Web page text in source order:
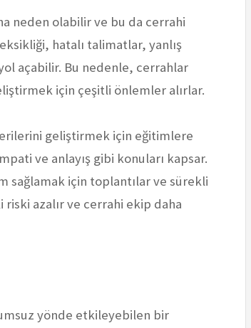
neden olabilir ve bu da cerrahi
hatalı talimatlar, yanlış
açabilir. Bu nedenle, cerrahlar
için çeşitli önlemler alırlar.
geliştirmek için eğitimlere
ve anlayış gibi konuları kapsar.
sağlamak için toplantılar ve sürekli
riski azalır ve cerrahi ekip daha
yönde etkileyebilen bir